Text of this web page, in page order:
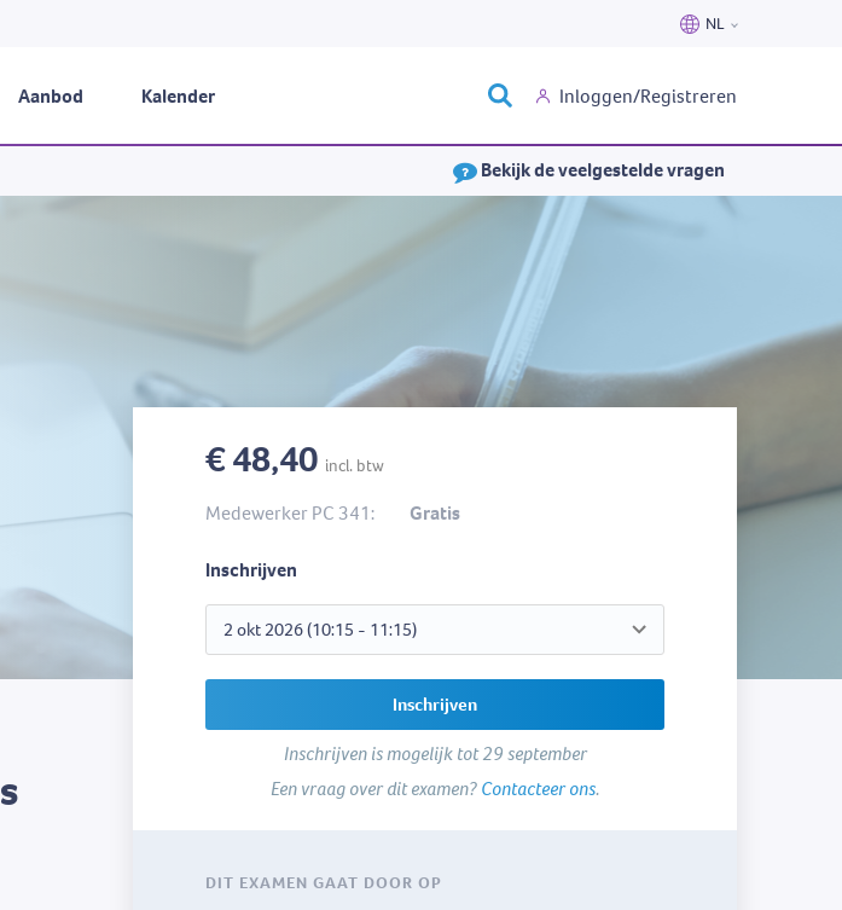
NL
Français
Aanbod Kalender Inloggen/Registreren
Bekijk de veelgestelde vragen
€ 48,40 incl. btw
Medewerker PC 341: Gratis
Inschrijven
Inschrijven
Inschrijven is mogelijk tot 29 september
Een vraag over dit examen?Contacteer ons.
DIT EXAMEN GAAT DOOR OP